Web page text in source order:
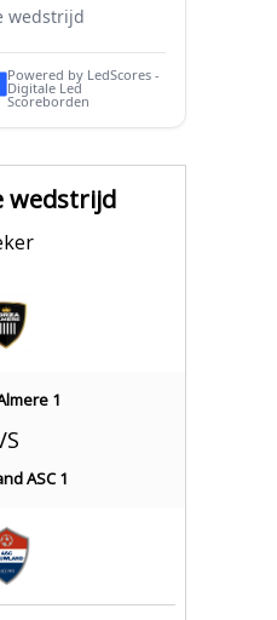
wedstrijd
1
ASC 1